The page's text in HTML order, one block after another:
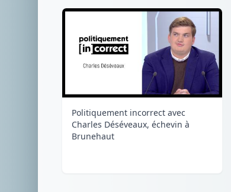
Politiquement incorrect avec
Charles Déséveaux, échevin à
Brunehaut